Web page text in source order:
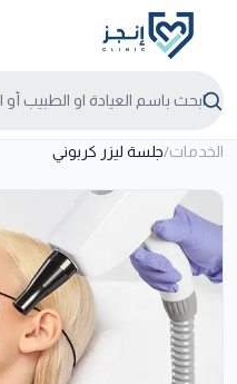
الخدمات/جلسة ليزر كربوني